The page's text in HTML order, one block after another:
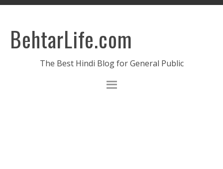
BehtarLife.com
The Best Hindi Blog for General Public